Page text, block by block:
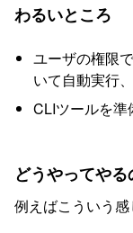
わるいところ
ユーザの権限
いて自動実行
CLIツールを準
どうやってやる
例えばこういう感